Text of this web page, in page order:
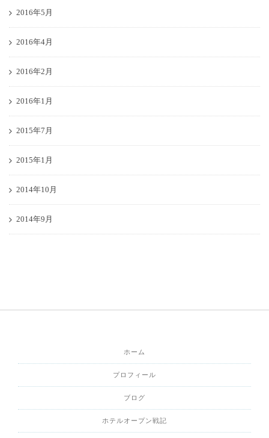
2016年5月
2016年4月
2016年2月
2016年1月
2015年7月
2015年1月
2014年10月
2014年9月
ホーム
プロフィール
ブログ
ホテルオープン戦記